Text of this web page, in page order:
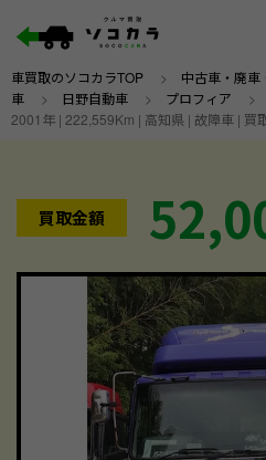
車買取のソコカラTOP > 中古車・廃車
車 > 日野自動車 > プロフィア >
2001年 | 222,559Km | 高知県 | 故障車 | 買
買取金額